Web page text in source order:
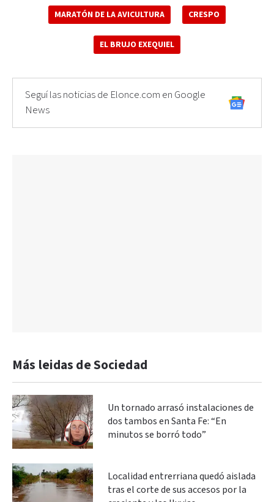
MARATÓN DE LA AVICULTURA CRESPO
EL BRUJO EXEQUIEL
Seguí las noticias de Elonce.com en Google
News
Más leidas de Sociedad
Un tornado arrasó instalaciones de
dos tambos en Santa Fe: “En
minutos se borró todo”
Localidad entrerriana quedó aislada
tras el corte de sus accesos por la